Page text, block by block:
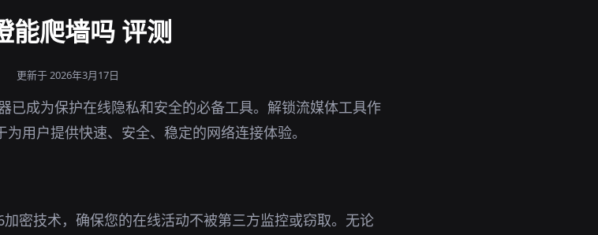
能爬墙吗 评测
更新于 2026年3月17日
已成为保护在线隐私和安全的必备工具。解锁流媒体工具作
用户提供快速、安全、稳定的网络连接体验。
密技术，确保您的在线活动不被第三方监控或窃取。无论